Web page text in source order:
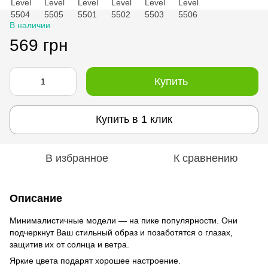
В наличии
569 грн
Купить
Купить в 1 клик
В избранное К сравнению
Описание
Минималистичные модели — на пике популярности. Они
подчеркнут Ваш стильный образ и позаботятся о глазах,
защитив их от солнца и ветра.
Яркие цвета подарят хорошее настроение.